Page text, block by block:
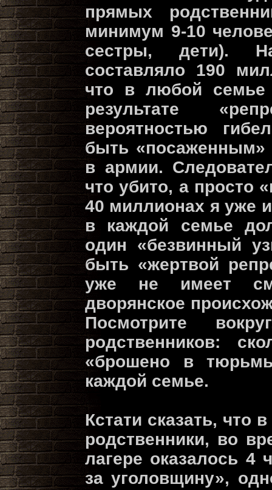
прямых
минимум 9-10
сестры, дети).
составляло 190
что в любой семье
результате
вероятностью
быть
в армии.
что убито, а просто
40 миллионах я уже
в каждой семье
один «безвинный
быть «жертвой
уже не имеет
дворянское
Посмотрите
родственников:
«брошено в
каждой семье.
Кстати сказать, что
родственники, во
лагере оказалось 4
за уголовщину»,